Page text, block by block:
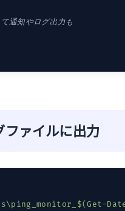
通知やログ出力も
ァイルに出力